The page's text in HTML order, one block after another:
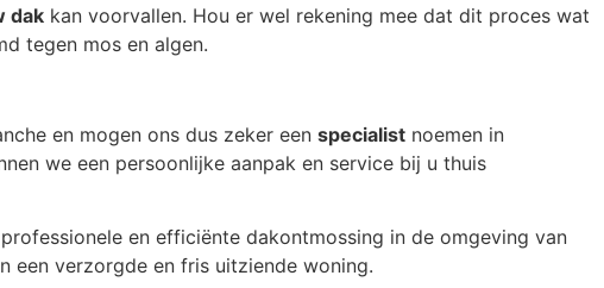
dak kan voorvallen. Hou er wel rekening mee dat dit proces wat
tegen mos en algen.
en mogen ons dus zeker een specialist noemen in
we een persoonlijke aanpak en service bij u thuis
en efficiënte dakontmossing in de omgeving van
een verzorgde en fris uitziende woning.